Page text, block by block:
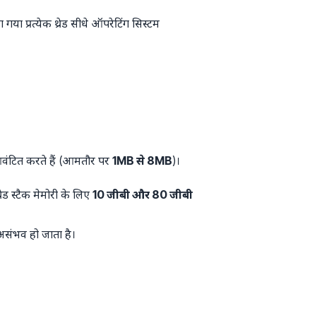
प्रत्येक थ्रेड सीधे ऑपरेटिंग सिस्टम
करते हैं (आमतौर पर 1MB से 8MB)।
स्टैक मेमोरी के लिए 10 जीबी और 80 जीबी
हो जाता है।